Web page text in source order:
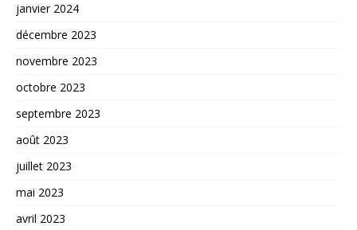
janvier 2024
décembre 2023
novembre 2023
octobre 2023
septembre 2023
août 2023
juillet 2023
mai 2023
avril 2023